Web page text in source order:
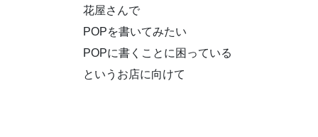
花屋さんで
POPを書いてみたい
POPに書くことに困っている
というお店に向けて